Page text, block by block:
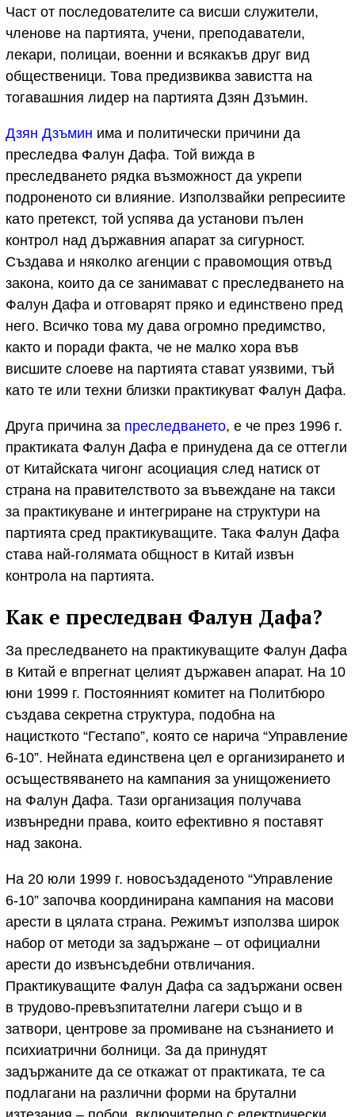
Част от последователите са висши служители,
членове на партията, учени, преподаватели,
лекари, полицаи, военни и всякакъв друг вид
общественици. Това предизвиква завистта на
тогавашния лидер на партията Дзян Дзъмин.
Дзян Дзъмин има и политически причини да
преследва Фалун Дафа. Той вижда в
преследването рядка възможност да укрепи
подроненото си влияние. Използвайки репресиите
като претекст, той успява да установи пълен
контрол над държавния апарат за сигурност.
Създава и няколко агенции с правомощия отвъд
закона, които да се занимават с преследването на
Фалун Дафа и отговарят пряко и единствено пред
него. Всичко това му дава огромно предимство,
както и поради факта, че не малко хора във
висшите слоеве на партията стават уязвими, тъй
като те или техни близки практикуват Фалун Дафа.
Друга причина за преследването, е че през 1996 г.
практиката Фалун Дафа е принудена да се оттегли
от Китайската чигонг асоциация след натиск от
страна на правителството за въвеждане на такси
за практикуване и интегриране на структури на
партията сред практикуващите. Така Фалун Дафа
става най-голямата общност в Китай извън
контрола на партията.
Как е преследван Фалун Дафа?
За преследването на практикуващите Фалун Дафа
в Китай е впрегнат целият държавен апарат. На 10
юни 1999 г. Постоянният комитет на Политбюро
създава секретна структура, подобна на
нацисткото “Гестапо”, която се нарича “Управление
6-10”. Нейната единствена цел е организирането и
осъществяването на кампания за унищожението
на Фалун Дафа. Тази организация получава
извънредни права, които ефективно я поставят
над закона.
На 20 юли 1999 г. новосъздаденото “Управление
6-10” започва координирана кампания на масови
арести в цялата страна. Режимът използва широк
набор от методи за задържане – от официални
арести до извънсъдебни отвличания.
Практикуващите Фалун Дафа са задържани освен
в трудово-превъзпитателни лагери също и в
затвори, центрове за промиване на съзнанието и
психиатрични болници. За да принудят
задържаните да се откажат от практиката, те са
подлагани на различни форми на брутални